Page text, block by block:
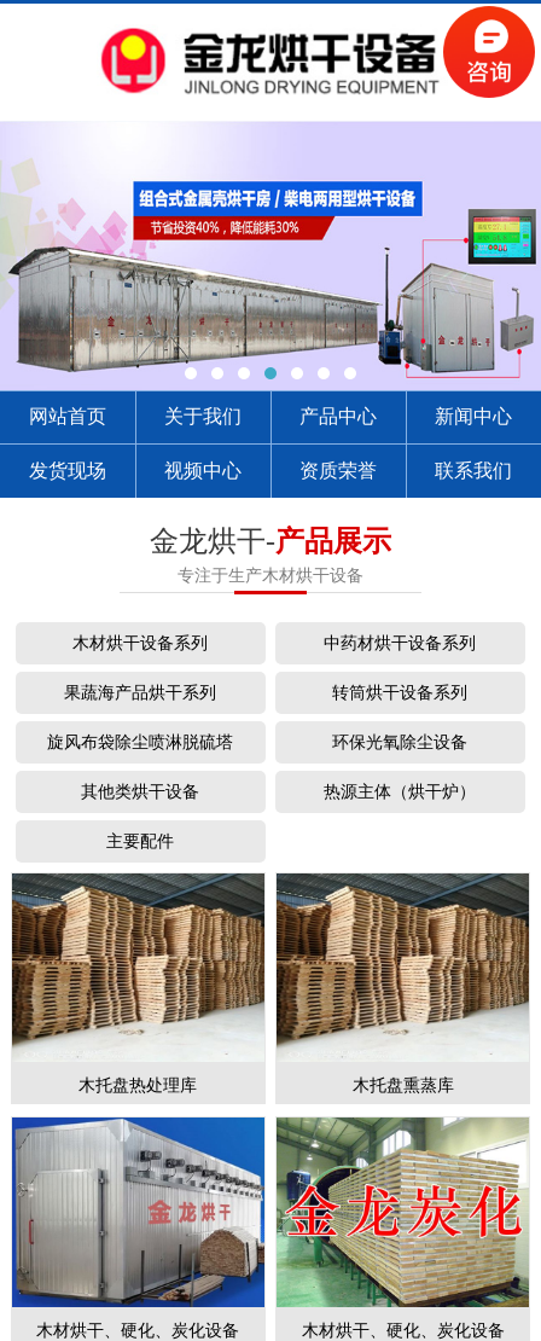
1 2 6 7
网站首页 关于我们 产品中心 新闻中心
发货现场 视频中心 资质荣誉 联系我们
金龙烘干-产品展示
专注于生产木材烘干设备
木材烘干设备系列 中药材烘干设备系列
果蔬海产品烘干系列 转筒烘干设备系列
旋风布袋除尘喷淋脱硫塔 环保光氧除尘设备
其他类烘干设备 热源主体（烘干炉）
主要配件
木托盘热处理库 木托盘熏蒸库
木材烘干、硬化、炭化设备 木材烘干、硬化、炭化设备